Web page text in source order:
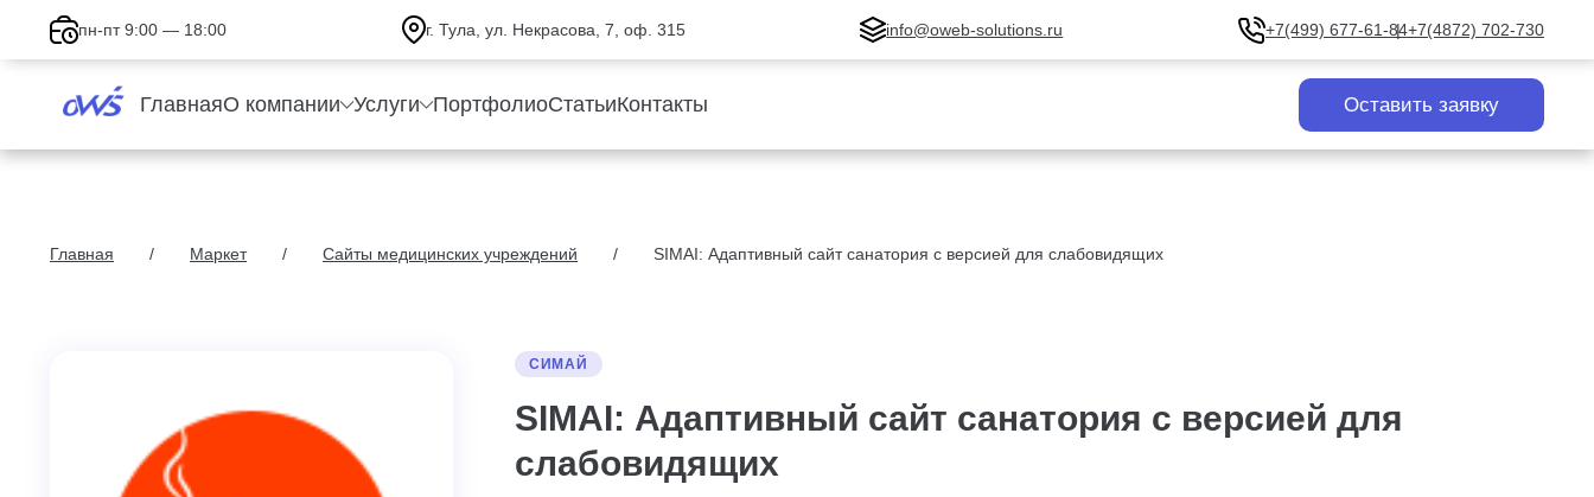
пн-пт 9:00 — 18:00 г. Тула, ул. Некрасова, 7, оф. 315 info@oweb-solutions.ru +7(499) 677-61-84+7(4872) 702-730
ГлавнаяО компании Услуги ПортфолиоСтатьиКонтакты Оставить заявку
Главная Маркет Сайты медицинских учреждений SIMAI: Адаптивный сайт санатория с версией для слабовидящих
СИМАЙ
SIMAI: Адаптивный сайт санатория с версией для
слабовидящих